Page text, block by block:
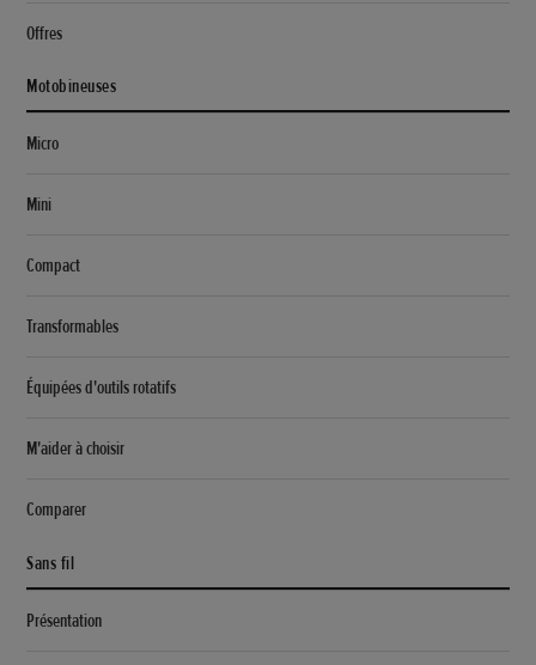
Offres
Motobineuses
Micro
Mini
Compact
Transformables
Équipées d'outils rotatifs
M'aider à choisir
Comparer
Sans fil
Présentation